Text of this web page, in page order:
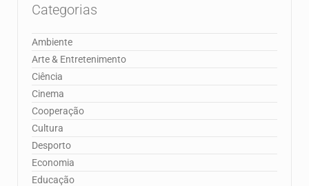
Categorias
Ambiente
Arte & Entretenimento
Ciência
Cinema
Cooperação
Cultura
Desporto
Economia
Educação